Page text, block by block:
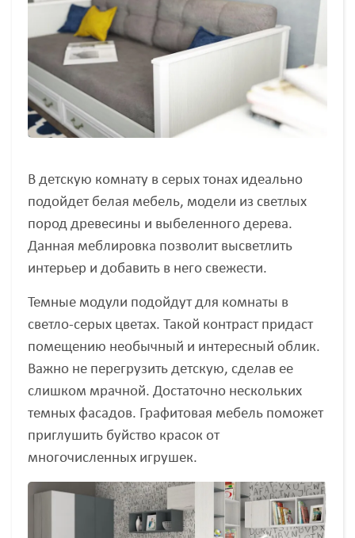
В детскую комнату в серых тонах идеально
подойдет белая мебель, модели из светлых
пород древесины и выбеленного дерева.
Данная меблировка позволит высветлить
интерьер и добавить в него свежести.
Темные модули подойдут для комнаты в
светло-серых цветах. Такой контраст придаст
помещению необычный и интересный облик.
Важно не перегрузить детскую, сделав ее
слишком мрачной. Достаточно нескольких
темных фасадов. Графитовая мебель поможет
приглушить буйство красок от
многочисленных игрушек.